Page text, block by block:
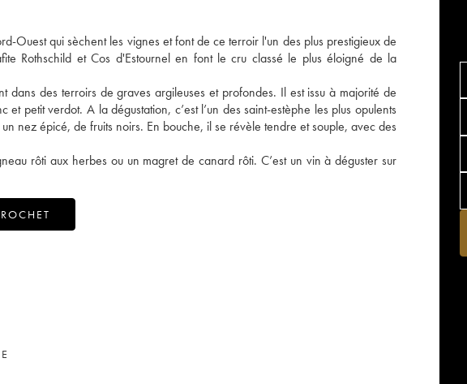
Ouest qui sèchent les vignes et font de ce terroir l'un des plus prestigieux de
Rothschild et Cos d'Estournel en font le cru classé le plus éloigné de la
dans des terroirs de graves argileuses et profondes. Il est issu à majorité de
petit verdot. A la dégustation, c’est l’un des saint-estèphe les plus opulents
nez épicé, de fruits noirs. En bouche, il se révèle tendre et souple, avec des
rôti aux herbes ou un magret de canard rôti. C’est un vin à déguster sur